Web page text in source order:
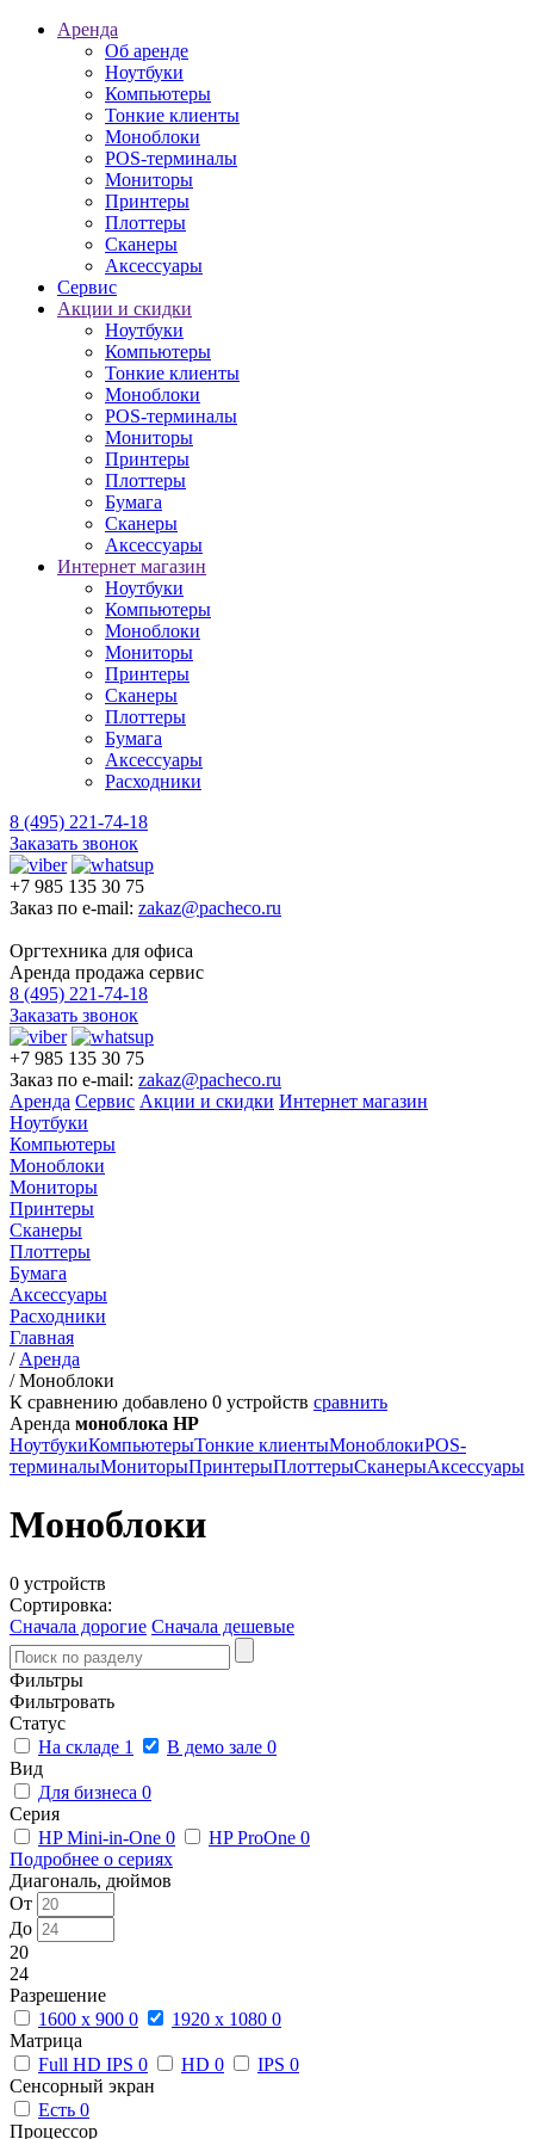
Аренда
Об аренде
Ноутбуки
Компьютеры
Тонкие клиенты
Моноблоки
POS-терминалы
Мониторы
Принтеры
Плоттеры
Сканеры
Аксессуары
Сервис
Акции и скидки
Ноутбуки
Компьютеры
Тонкие клиенты
Моноблоки
POS-терминалы
Мониторы
Принтеры
Плоттеры
Бумага
Сканеры
Аксессуары
Интернет магазин
Ноутбуки
Компьютеры
Моноблоки
Мониторы
Принтеры
Сканеры
Плоттеры
Бумага
Аксессуары
Расходники
8 (495) 221-74-18
Заказать звонок
+7 985 135 30 75
Заказ по e-mail: zakaz@pacheco.ru
Оргтехника для офиса
Аренда продажа сервис
8 (495) 221-74-18
Заказать звонок
+7 985 135 30 75
Заказ по e-mail: zakaz@pacheco.ru
Аренда Сервис Акции и скидки Интернет магазин
Ноутбуки
Компьютеры
Моноблоки
Мониторы
Принтеры
Сканеры
Плоттеры
Бумага
Аксессуары
Расходники
Главная
/ Аренда
/Моноблоки
К сравнению добавлено 0 устройств сравнить
Аренда моноблока HP
НоутбукиКомпьютерыТонкие клиентыМоноблокиPOS-
терминалыМониторыПринтерыПлоттерыСканерыАксессуары
Моноблоки
0 устройств
Сортировка:
Сначала дорогие Сначала дешевые
Фильтры
Фильтровать
Статус
На складе 1 В демо зале 0
Вид
Для бизнеса 0
Серия
HP Mini-in-One 0 HP ProOne 0
Подробнее о сериях
Диагональ, дюймов
От
До
20
24
Разрешение
1600 x 900 0 1920 x 1080 0
Матрица
Full HD IPS 0 HD 0 IPS 0
Сенсорный экран
Есть 0
Процессор